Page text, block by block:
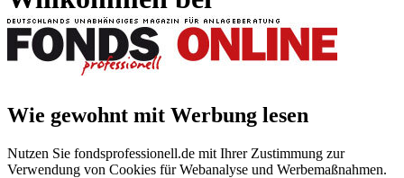
Wie gewohnt mit Werbung lesen
Nutzen Sie fondsprofessionell.de mit Ihrer Zustimmung zur
Verwendung von Cookies für Webanalyse und Werbemaßnahmen.